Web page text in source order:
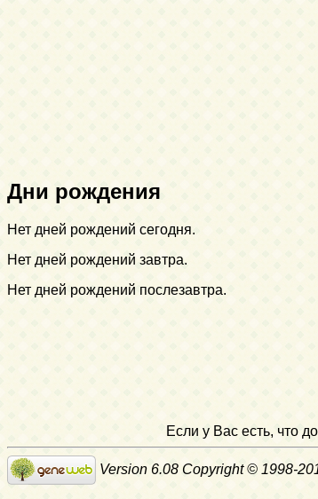
Дни рождения
Нет дней рождений сегодня.
Нет дней рождений завтра.
Нет дней рождений послезавтра.
Если у Вас есть, что
Version 6.08 Copyright © 1998-